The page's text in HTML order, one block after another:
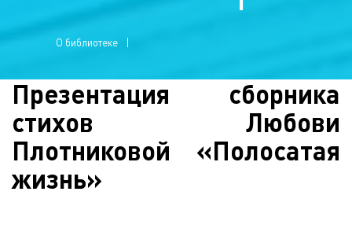
О библиотеке
Презентация сборника
стихов Любови
Плотниковой «Полосатая
жизнь»